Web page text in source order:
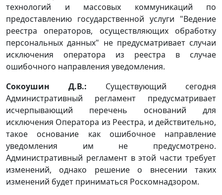
технологий и массовых коммуникаций по
предоставлению государственной услуги "Ведение
реестра операторов, осуществляющих обработку
персональных данных" не предусматривает случаи
исключения оператора из реестра в случае
ошибочного направления уведомления.
Сокоушин Д.В.: Существующий сегодня
Административный регламент предусматривает
исчерпывающий перечень оснований для
исключения Оператора из Реестра, и действительно,
такое основание как ошибочное направление
уведомления им не предусмотрено.
Административный регламент в этой части требует
изменений, однако решение о внесении таких
изменений будет приниматься Роскомнадзором.